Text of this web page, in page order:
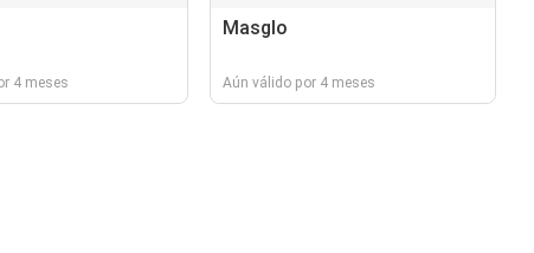
4 meses
Masglo
Aún válido por 4 meses